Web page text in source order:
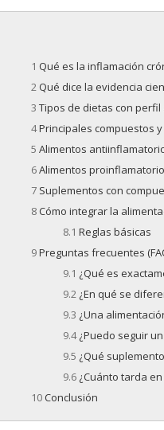
Qué es la inflamación
Qué dice la evidencia
Tipos de dietas con
Principales compuestos
Alimentos
Alimentos
Suplementos con
Cómo integrar la
Reglas básicas
Preguntas frecuentes
¿Qué es
¿En qué se
¿Una
¿Puedo seguir
¿Qué
¿Cuánto tarda
Conclusión